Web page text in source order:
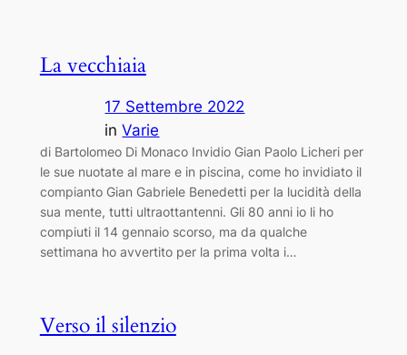
La vecchiaia
17 Settembre 2022
inVarie
di Bartolomeo Di Monaco Invidio Gian Paolo Licheri per
le sue nuotate al mare e in piscina, come ho invidiato il
compianto Gian Gabriele Benedetti per la lucidità della
sua mente, tutti ultraottantenni. Gli 80 anni io li ho
compiuti il 14 gennaio scorso, ma da qualche
settimana ho avvertito per la prima volta i…
Verso il silenzio